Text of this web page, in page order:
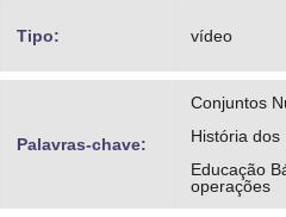
Tipo: vídeo
Palavras-chave:
Conjuntos
História dos
Educação
operações